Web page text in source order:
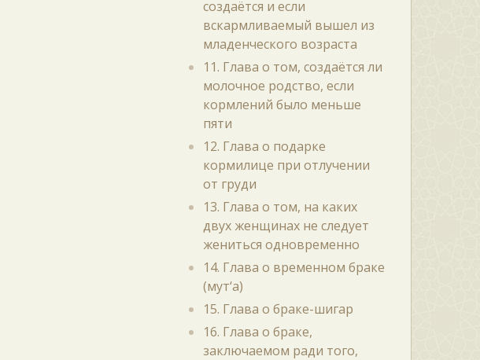
создаётся и если
вскармливаемый вышел из
младенческого возраста
11. Глава о том, создаётся ли
молочное родство, если
кормлений было меньше
пяти
12. Глава о подарке
кормилице при отлучении
от груди
13. Глава о том, на каких
двух женщинах не следует
жениться одновременно
14. Глава о временном браке
(мут‘а)
15. Глава о браке-шигар
16. Глава о браке,
заключаемом ради того,